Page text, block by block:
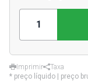
Imprimir
Taxa
* preço líquido | preço